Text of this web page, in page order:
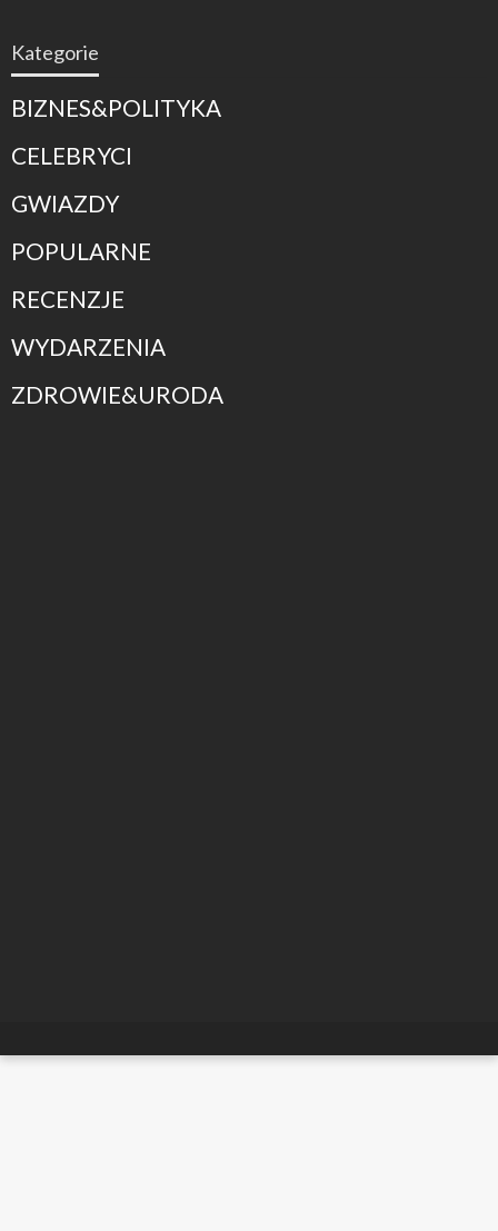
Kategorie
BIZNES&POLITYKA
CELEBRYCI
GWIAZDY
POPULARNE
RECENZJE
WYDARZENIA
ZDROWIE&URODA